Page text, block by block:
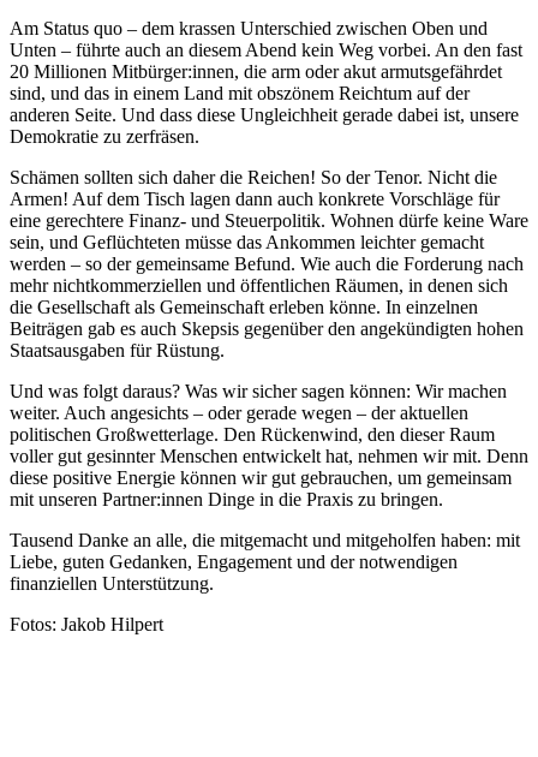
Am Status quo – dem krassen Unterschied zwischen Oben und
Unten – führte auch an diesem Abend kein Weg vorbei. An den fast
20 Millionen Mitbürger:innen, die arm oder akut armutsgefährdet
sind, und das in einem Land mit obszönem Reichtum auf der
anderen Seite. Und dass diese Ungleichheit gerade dabei ist, unsere
Demokratie zu zerfräsen.
Schämen sollten sich daher die Reichen! So der Tenor. Nicht die
Armen! Auf dem Tisch lagen dann auch konkrete Vorschläge für
eine gerechtere Finanz- und Steuerpolitik. Wohnen dürfe keine Ware
sein, und Geflüchteten müsse das Ankommen leichter gemacht
werden – so der gemeinsame Befund. Wie auch die Forderung nach
mehr nichtkommerziellen und öffentlichen Räumen, in denen sich
die Gesellschaft als Gemeinschaft erleben könne. In einzelnen
Beiträgen gab es auch Skepsis gegenüber den angekündigten hohen
Staatsausgaben für Rüstung.
Und was folgt daraus? Was wir sicher sagen können: Wir machen
weiter. Auch angesichts – oder gerade wegen – der aktuellen
politischen Großwetterlage. Den Rückenwind, den dieser Raum
voller gut gesinnter Menschen entwickelt hat, nehmen wir mit. Denn
diese positive Energie können wir gut gebrauchen, um gemeinsam
mit unseren Partner:innen Dinge in die Praxis zu bringen.
Tausend Danke an alle, die mitgemacht und mitgeholfen haben: mit
Liebe, guten Gedanken, Engagement und der notwendigen
finanziellen Unterstützung.
Fotos: Jakob Hilpert